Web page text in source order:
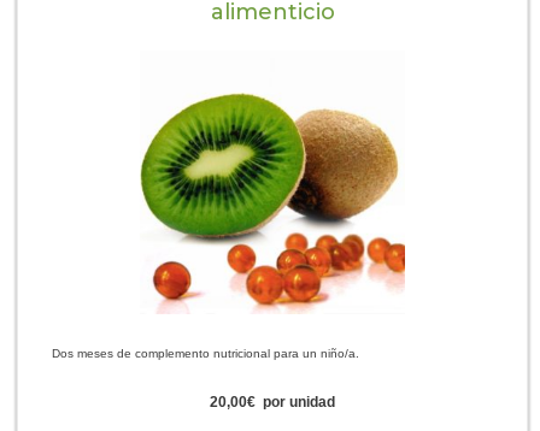
alimenticio
Dos meses de complemento nutricional para un niño/a.
20,00€ por unidad